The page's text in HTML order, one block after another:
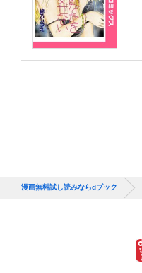
漫画無料試し読みならdブック